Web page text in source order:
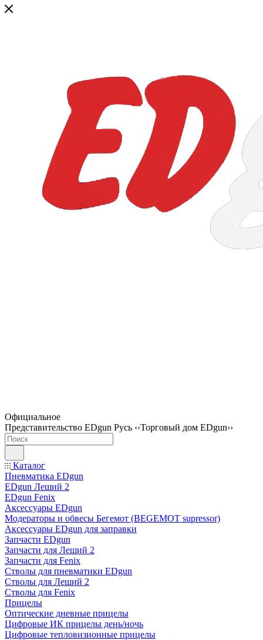
Официальное
Представительство EDgun Русь ‹‹Торговый дом EDgun››
Каталог
Пневматика EDgun
EDgun Леший 2
EDgun Fenix
Аксессуары EDgun
Модераторы и обвесы Бегемот (BEGEMOT supressor)
Аксессуары EDgun для заправки
Запчасти EDgun
Запчасти для Леший 2
Запчасти для Fenix
Стволы для пневматики EDgun
Стволы для Леший 2
Стволы для Fenix
Прицелы
Оптические дневные прицелы
Цифровые ИК прицелы день/ночь
Цифровые тепловизионные прицелы